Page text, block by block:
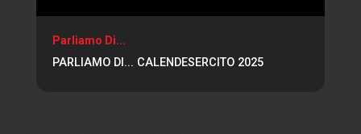
Parliamo Di...
PARLIAMO DI... CALENDESERCITO 2025